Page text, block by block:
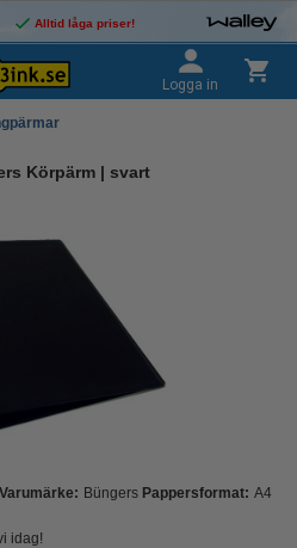
Alltid låga priser!
Logga in
Körpärm | svart
Varumärke: Büngers Pappersformat: A4
idag!